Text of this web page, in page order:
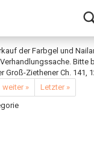
der Farbgel und
Bitte
Groß-Ziethener Ch. 141,
weiter »
Letzter »